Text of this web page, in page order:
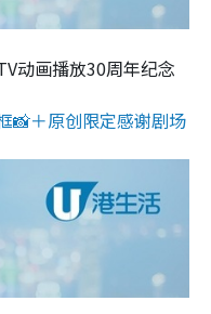
动画播放30周年纪念
📸＋原创限定感谢剧场